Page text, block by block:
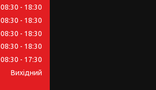
08:30 18:30
08:30 18:30
08:30 18:30
08:30 18:30
08:30 17:30
Вихідний